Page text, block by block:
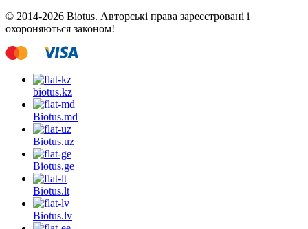
© 2014-2026 Biotus. Авторські права зареєстровані і
охороняються законом!
biotus.kz
Biotus.md
Biotus.uz
Biotus.ge
Biotus.lt
Biotus.lv